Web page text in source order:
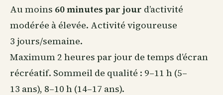
Au moins 60 minutes par jour d’activité
modérée à élevée. Activité vigoureuse
3 jours/semaine.
Maximum 2 heures par jour de temps d’écran
récréatif. Sommeil de qualité : 9–11 h (5–
13 ans), 8–10 h (14–17 ans).